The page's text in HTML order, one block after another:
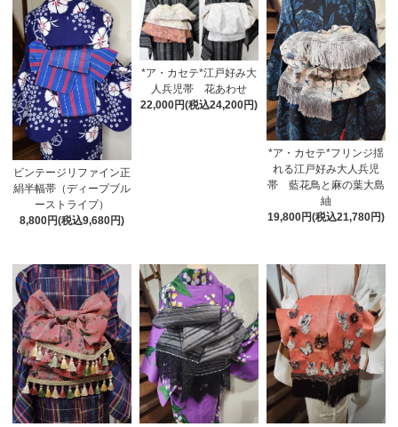
ビンテージリファイン正
絹半幅帯（ディープブル
ーストライプ）
8,800円(税込9,680円)
*ア・カセテ*江戸好み大
人兵児帯 花あわせ
22,000円(税込24,200円)
*ア・カセテ*フリンジ揺
れる江戸好み大人兵児
帯 藍花鳥と麻の葉大島
紬
19,800円(税込21,780円)